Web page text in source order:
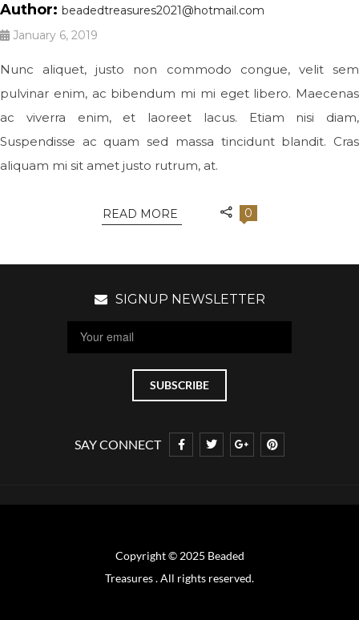
Author: beadedtreasures2021@hotmail.com
January 6, 2019
Nunc aliquet, justo non commodo congue, velit sem
pulvinar enim, ac bibendum mi mi eget libero. Maecenas
ac viverra enim, et laoreet lacus. Etiam nisi diam,
Suspendisse ac quam sed massa tincidunt blandit. Cras
aliquam mi sit amet justo rutrum, at.
READ MORE 0
SIGNUP NEWSLETTER
SAY CONNECT
Copyright © 2025 Beaded
Treasures . All rights reserved.